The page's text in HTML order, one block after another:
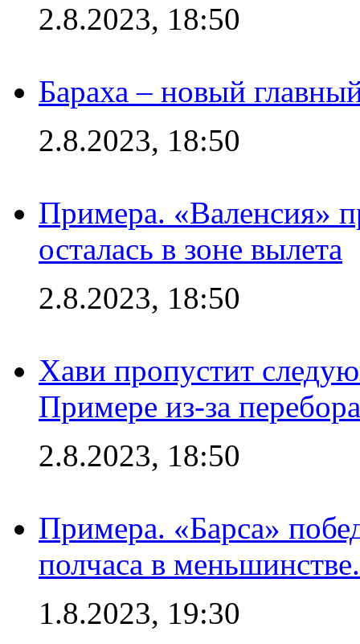
2.8.2023, 18:50
Бараха – новый
2.8.2023, 18:50
Примера. «Валенсия»
осталась в зоне вылета
2.8.2023, 18:50
Хави пропустит
Примере из-за
2.8.2023, 18:50
Примера. «Барса»
полчаса в
1.8.2023, 19:30